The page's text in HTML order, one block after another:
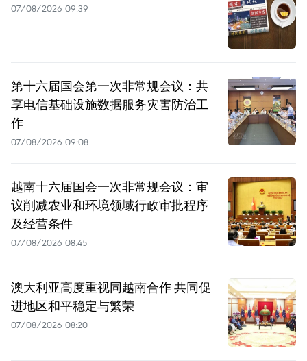
07/08/2026 09:39
第十六届国会第一次非常规会议：共
享电信基础设施数据服务灾害防治工
作
07/08/2026 09:08
越南十六届国会一次非常规会议：审
议削减农业和环境领域行政审批程序
及经营条件
07/08/2026 08:45
澳大利亚高度重视同越南合作 共同促
进地区和平稳定与繁荣
07/08/2026 08:20